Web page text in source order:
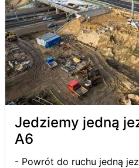
Jedziemy jedną
A6
- Powrót do ruchu jedną